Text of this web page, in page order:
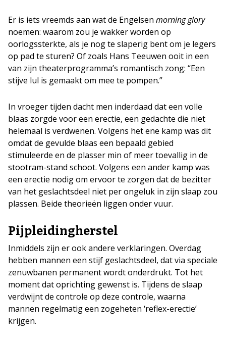
Er is iets vreemds aan wat de Engelsen morning glory
noemen: waarom zou je wakker worden op
oorlogssterkte, als je nog te slaperig bent om je legers
op pad te sturen? Of zoals Hans Teeuwen ooit in een
van zijn theaterprogramma’s romantisch zong: “Een
stijve lul is gemaakt om mee te pompen.”
In vroeger tijden dacht men inderdaad dat een volle
blaas zorgde voor een erectie, een gedachte die niet
helemaal is verdwenen. Volgens het ene kamp was dit
omdat de gevulde blaas een bepaald gebied
stimuleerde en de plasser min of meer toevallig in de
stootram-stand schoot. Volgens een ander kamp was
een erectie nodig om ervoor te zorgen dat de bezitter
van het geslachtsdeel niet per ongeluk in zijn slaap zou
plassen. Beide theorieën liggen onder vuur.
Pijpleidingherstel
Inmiddels zijn er ook andere verklaringen. Overdag
hebben mannen een stijf geslachtsdeel, dat via speciale
zenuwbanen permanent wordt onderdrukt. Tot het
moment dat oprichting gewenst is. Tijdens de slaap
verdwijnt de controle op deze controle, waarna
mannen regelmatig een zogeheten ‘reflex-erectie’
krijgen.